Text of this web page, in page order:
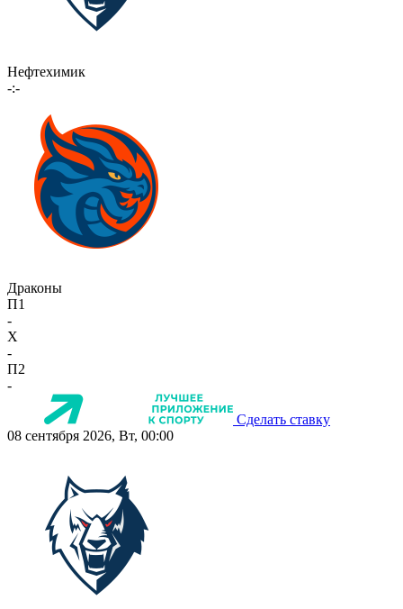
Нефтехимик
-:-
Драконы
П1
-
X
-
П2
-
Сделать ставку
08 сентября 2026, Вт, 00:00